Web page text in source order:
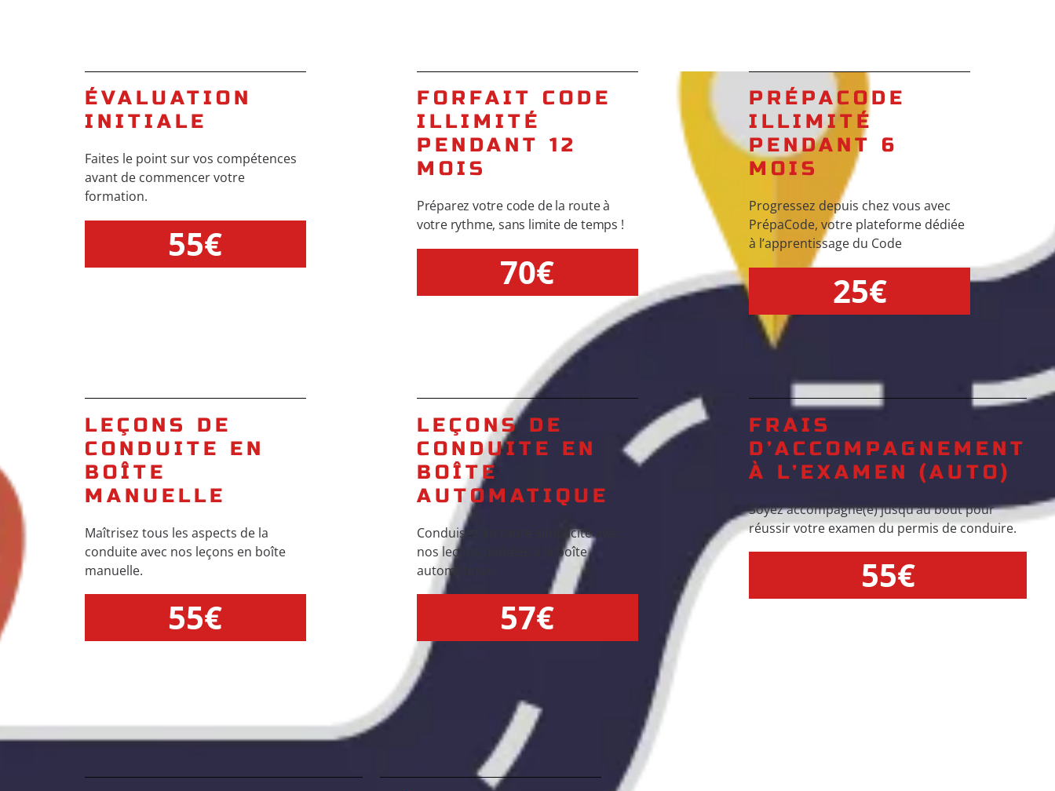
ÉVALUATION
INITIALE
Faites le point sur vos compétences
avant de commencer votre
formation.
55€
FORFAIT CODE
ILLIMITÉ
PENDANT 12
MOIS
Préparez votre code de la route à
votre rythme, sans limite de temps !
70€
PRÉPACODE
ILLIMITÉ
PENDANT 6
MOIS
Progressez depuis chez vous avec
PrépaCode, votre plateforme dédiée
à l’apprentissage du Code
25€
LEÇONS DE
CONDUITE EN
BOÎTE
MANUELLE
Maîtrisez tous les aspects de la
conduite avec nos leçons en boîte
manuelle.
55€
LEÇONS DE
CONDUITE EN
BOÎTE
AUTOMATIQUE
Conduisez en toute simplicité avec
nos leçons dédiées à la boîte
automatique.
57€
FRAIS
D’ACCOMPAGNEMENT
À L’EXAMEN (AUTO)
Soyez accompagné(e) jusqu’au bout pour
réussir votre examen du permis de conduire.
55€